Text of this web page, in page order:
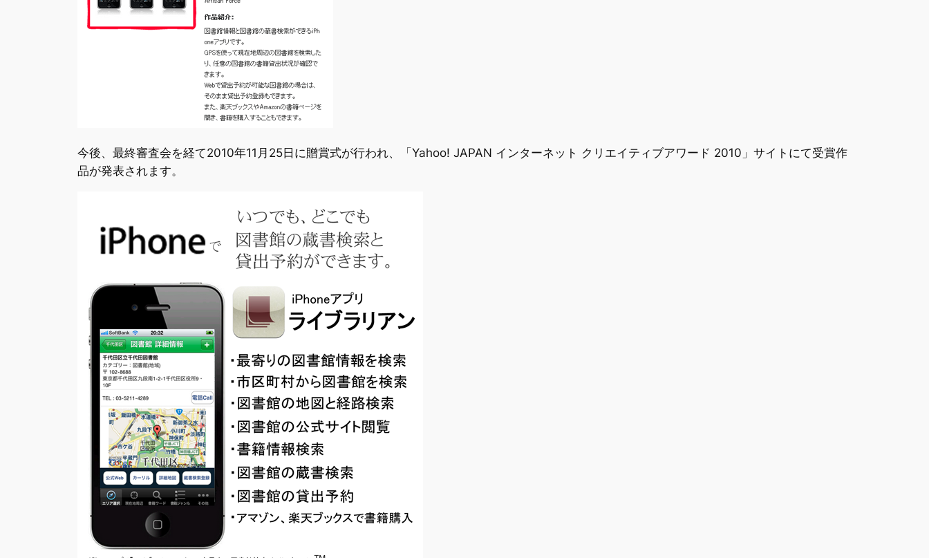
今後、最終審査会を経て2010年11月25日に贈賞式が行われ、「Yahoo! JAPAN インターネット クリエイティブアワード 2010」サイトにて受賞作
品が発表されます。